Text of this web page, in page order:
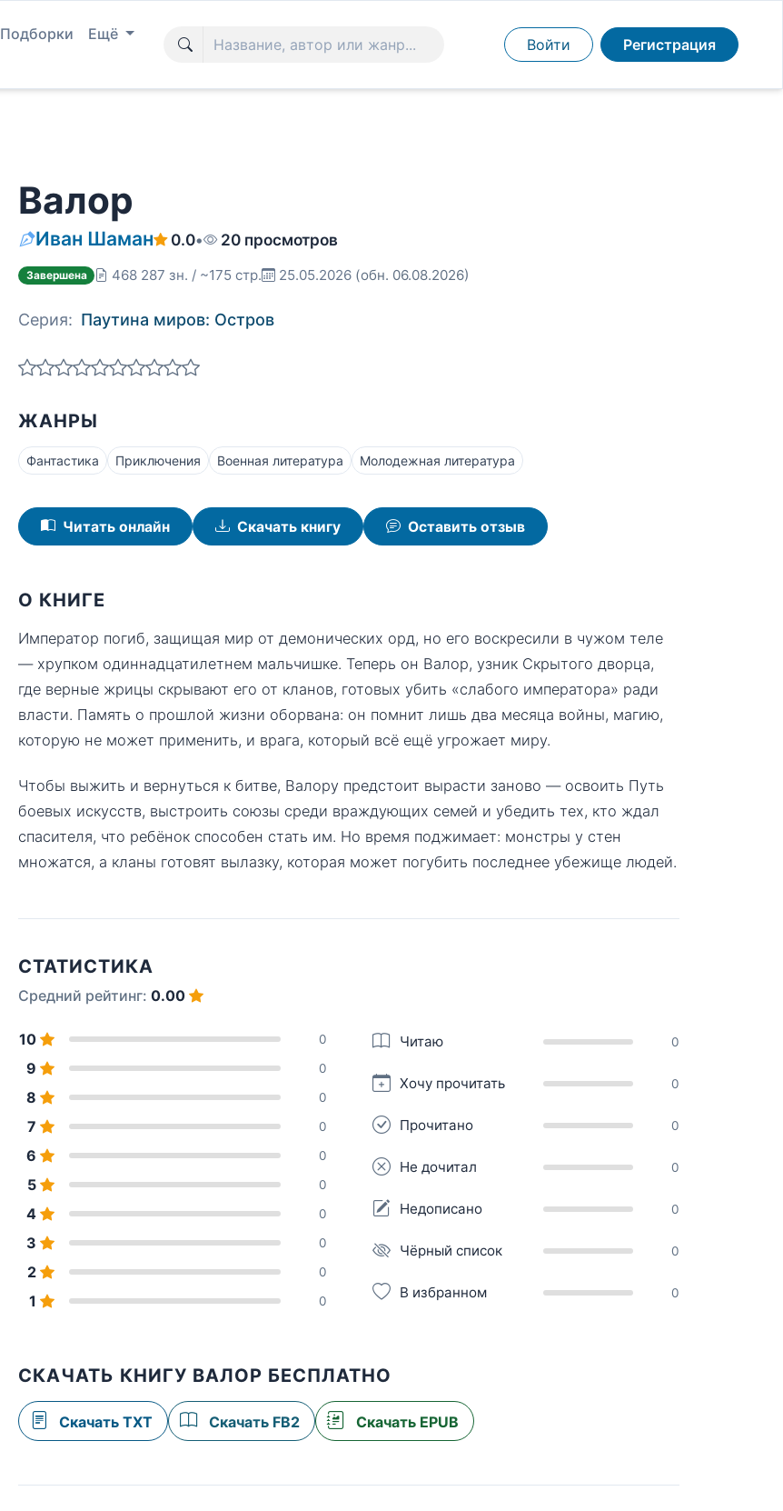
Подборки Ещё
Войти Регистрация
Валор
Иван Шаман 0.0• 20 просмотров
Завершена 468 287 зн. / ~175 стр. 25.05.2026 (обн. 06.08.2026)
Серия: Паутина миров: Остров
ЖАНРЫ
Фантастика Приключения Военная литература Молодежная литература
Читать онлайн Скачать книгу Оставить отзыв
О КНИГЕ
Император погиб, защищая мир от демонических орд, но его воскресили в чужом теле
— хрупком одиннадцатилетнем мальчишке. Теперь он Валор, узник Скрытого дворца,
где верные жрицы скрывают его от кланов, готовых убить «слабого императора» ради
власти. Память о прошлой жизни оборвана: он помнит лишь два месяца войны, магию,
которую не может применить, и врага, который всё ещё угрожает миру.
Чтобы выжить и вернуться к битве, Валору предстоит вырасти заново — освоить Путь
боевых искусств, выстроить союзы среди враждующих семей и убедить тех, кто ждал
спасителя, что ребёнок способен стать им. Но время поджимает: монстры у стен
множатся, а кланы готовят вылазку, которая может погубить последнее убежище людей.
СТАТИСТИКА
Средний рейтинг: 0.00
10 0
9 0
8 0
7 0
6 0
5 0
4 0
3 0
2 0
1 0
Читаю 0
Хочу прочитать 0
Прочитано 0
Не дочитал 0
Недописано 0
Чёрный список 0
В избранном 0
СКАЧАТЬ КНИГУ ВАЛОР БЕСПЛАТНО
Скачать TXT Скачать FB2 Скачать EPUB